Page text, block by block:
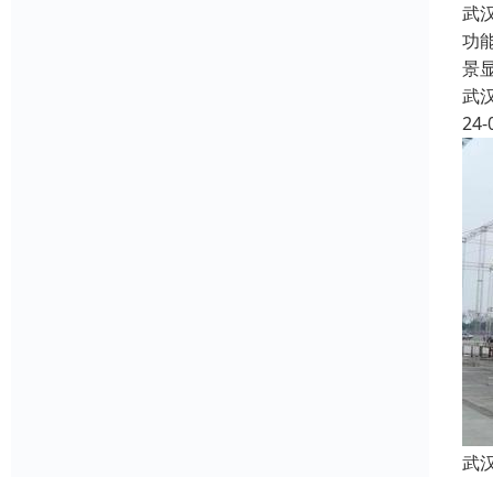
武
功
景
武
24-
武